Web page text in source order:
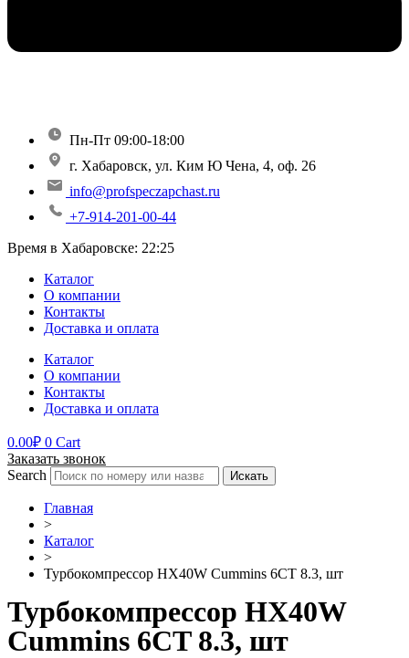
Пн-Пт 09:00-18:00
г. Хабаровск, ул. Ким Ю Чена, 4, оф. 26
info@profspeczapchast.ru
+7-914-201-00-44
Время в Хабаровске: 22:25
Каталог
О компании
Контакты
Доставка и оплата
Каталог
О компании
Контакты
Доставка и оплата
0.00₽ 0 Cart
Заказать звонок
Search
Искать
Главная
>
Каталог
>
Турбокомпрессор HX40W Cummins 6CT 8.3, шт
Турбокомпрессор HX40W
Cummins 6CT 8.3, шт